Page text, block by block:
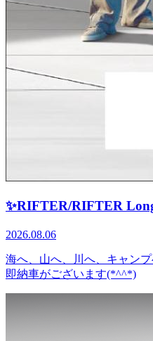
✨️RIFTER/RIFTER
2026.08.06
海へ、山へ、川へ、キャン
即納車がございます(*^^*)